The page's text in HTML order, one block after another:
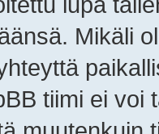
Mikäli
tiimi ei